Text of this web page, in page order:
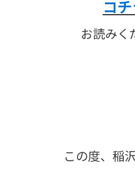
コ
お読みく
この度、稲